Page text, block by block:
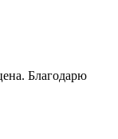
Благодарю